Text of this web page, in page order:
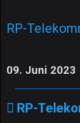
RP-
09. Juni 2023
RP-